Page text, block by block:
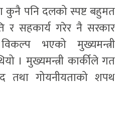
कुनै पनि दलको स्पष्ट बहुमत
र सहकार्य गरेर नै सरकार
भएको मुख्यमन्त्री
। मुख्यमन्त्री कार्कीले गत
गोयनीयताको शपथ